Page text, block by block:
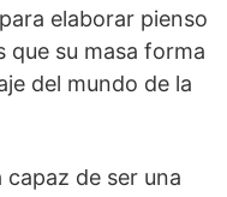
elaborar pienso
que su masa forma
del mundo de la
de ser una